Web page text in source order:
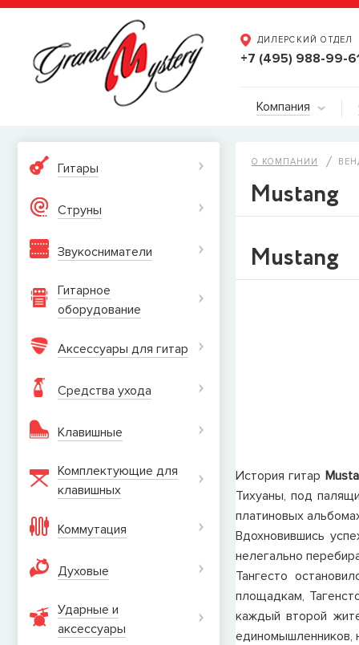
ДИЛЕРСКИЙ ОТДЕЛ
+7 (495) 988-99-
Компания
Гитары
Струны
Звукосниматели
Гитарное
оборудование
Аксессуары для гитар
Средства ухода
Клавишные
Комплектующие для
клавишных
Коммутация
Духовые
Ударные и
аксеcсуары
О КОМПАНИИ
Mustang
Mustang
История гитар
Тихуаны, под
платиновых
Вдохновившись
нелегально
Тангесто
площадкам,
каждый второй
единомышленников,